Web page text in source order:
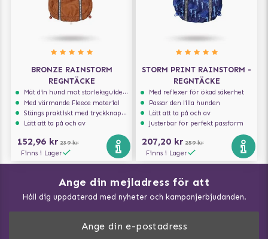
BRONZE RAINSTORM
REGNTÄCKE
Mät din hund mot storleksguiden för att få rätt storlek
Med värmande Fleece material
Stängs praktiskt med tryckknappar
Lätt att ta på och av
152,96 kr 239 kr
Finns i Lager
STORM PRINT RAINSTORM -
REGNTÄCKE
Med reflexer för ökad säkerhet
Passar den lilla hunden
Lätt att ta på och av
Justerbar för perfekt passform
207,20 kr 259 kr
Finns i Lager
Ange din mejladress för att
Håll dig uppdaterad med nyheter och kampanjerbjudanden.
Vad kan hundar äta?